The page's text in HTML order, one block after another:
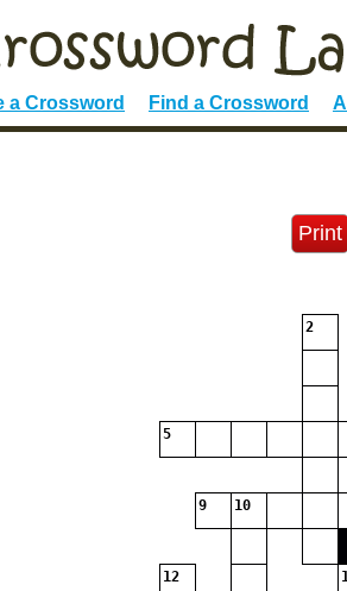
a Crossword Find a Crossword
Print
2
5
9 10
12